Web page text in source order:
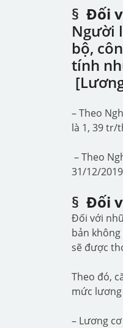
§ Đối
Người
bộ,
tính
– Theo
là 1, 39 tr/
– Theo
31/12/
§ Đối
Đối với
bản
sẽ được
Theo đó,
mức
– Lương